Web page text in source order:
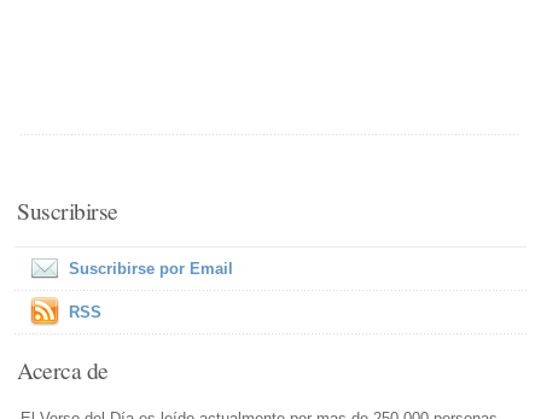
Suscribirse
Suscribirse por Email
RSS
Acerca de